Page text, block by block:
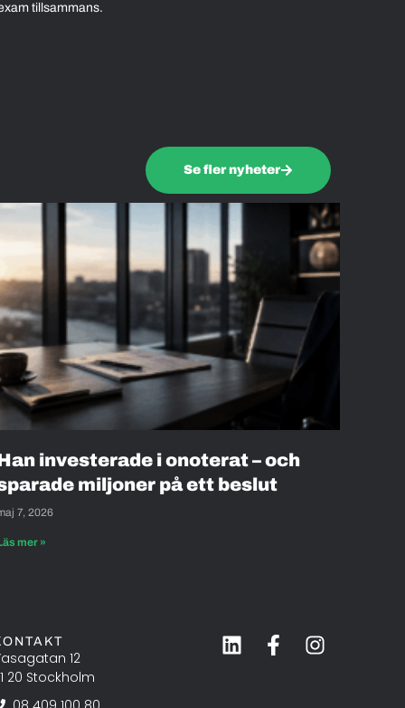
tillsammans.
Se fler nyheter
investerade i onoterat – och
miljoner på ett beslut
7, 2026
mer »
12
20 Stockholm